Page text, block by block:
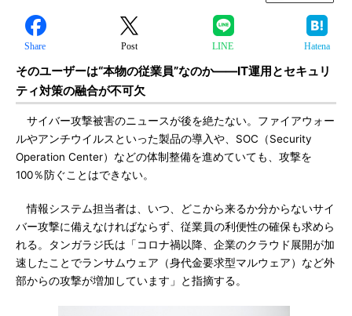
Share Post LINE Hatena
そのユーザーは“本物の従業員”なのか――IT運用とセキュリ
ティ対策の融合が不可欠
サイバー攻撃被害のニュースが後を絶たない。ファイアウォー
ルやアンチウイルスといった製品の導入や、SOC（Security
Operation Center）などの体制整備を進めていても、攻撃を
100％防ぐことはできない。
情報システム担当者は、いつ、どこから来るか分からないサイ
バー攻撃に備えなければならず、従業員の利便性の確保も求めら
れる。タンガラジ氏は「コロナ禍以降、企業のクラウド展開が加
速したことでランサムウェア（身代金要求型マルウェア）など外
部からの攻撃が増加しています」と指摘する。